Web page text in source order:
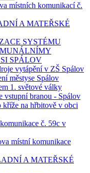
místních komunikací č.
A MATEŘSKÉ
SYSTÉMU
SPÁLOV
vytápění v ZŠ Spálov
městyse Spálov
1. světové války
vstupní branou - Spálov
na hřbitově v obci
č. 59c v
místní komunikace
A MATEŘSKÉ